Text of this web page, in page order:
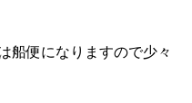
船便になりますので少々